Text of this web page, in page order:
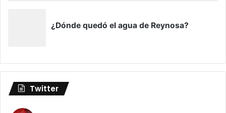
Twitter